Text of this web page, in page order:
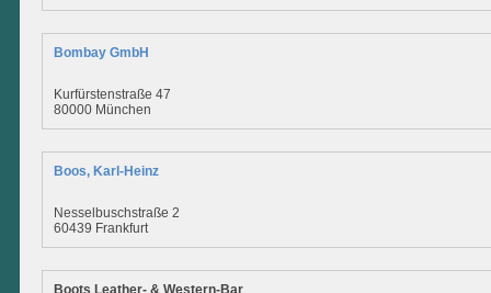
Bombay GmbH
Kurfürstenstraße 47
80000 München
Boos, Karl-Heinz
Nesselbuschstraße 2
60439 Frankfurt
Boots Leather- & Western-Bar